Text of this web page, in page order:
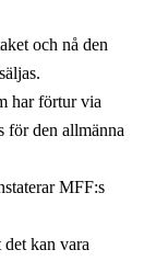
och nå den
har förtur via
för den allmänna
MFF:s
kan vara